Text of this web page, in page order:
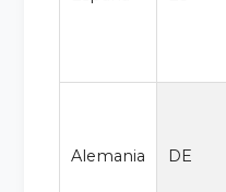
Alemania DE